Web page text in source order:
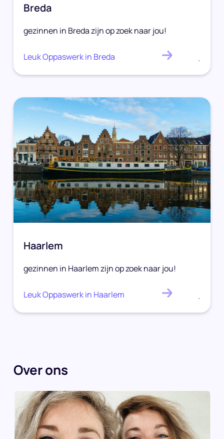
Breda
gezinnen in Breda zijn op zoek naar jou!
Leuk Oppaswerk in Breda .
Haarlem
gezinnen in Haarlem zijn op zoek naar jou!
Leuk Oppaswerk in Haarlem .
Over ons